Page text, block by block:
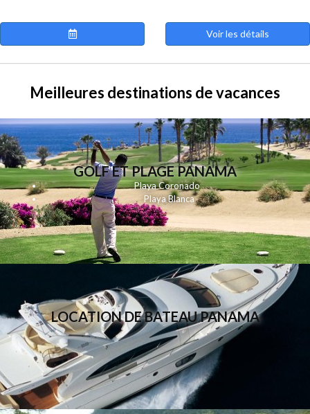
Voir les détails
Meilleures destinations de vacances
GOLF ET PLAGE PANAMA
PlayaCoronado
Playa Blanca
LOCATION DE BATEAU PANAMA